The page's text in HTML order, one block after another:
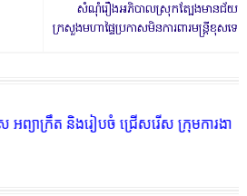
សំណុំរឿងអភិបាលស្រុកត្បែងមានជ័យ
ក្រសួងមហាផ្ទៃប្រកាសមិនការពារមន្ត្រីខុសទេ
ជ្រើសរើស ក្រុមការងារ នៅតាមបណ្តា